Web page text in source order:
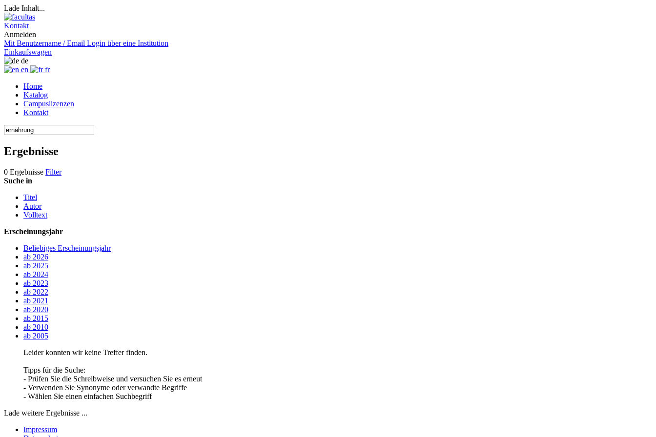
Lade Inhalt...
Kontakt
Anmelden
Mit Benutzername / Email Login über eine Institution
Einkaufswagen
de
en
fr
Home
Katalog
Campuslizenzen
Kontakt
Ergebnisse
0 Ergebnisse Filter
Suche in
Titel
Autor
Volltext
Erscheinungsjahr
Beliebiges Erscheinungsjahr
ab 2026
ab 2025
ab 2024
ab 2023
ab 2022
ab 2021
ab 2020
ab 2015
ab 2010
ab 2005
Leider konnten wir keine Treffer finden.
Tipps für die Suche:
- Prüfen Sie die Schreibweise und versuchen Sie es erneut
- Verwenden Sie Synonyme oder verwandte Begriffe
- Wählen Sie einen einfachen Suchbegriff
Lade weitere Ergebnisse ...
Impressum